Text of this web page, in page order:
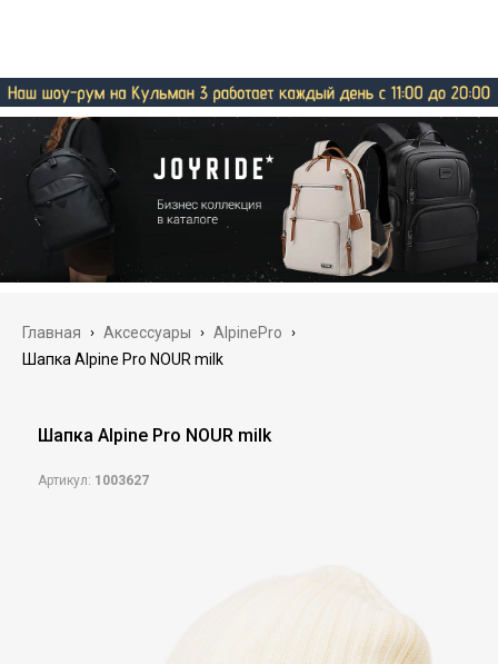
Главная › Аксессуары › AlpinePro ›
Шапка Alpine Pro NOUR milk
Шапка Alpine Pro NOUR milk
Артикул: 1003627